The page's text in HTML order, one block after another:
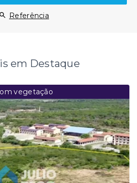
Referência
em Destaque
vegetação